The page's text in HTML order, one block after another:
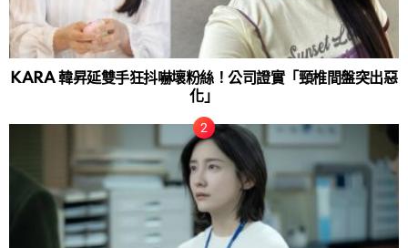
KARA 韓昇延雙手狂抖嚇壞粉絲！公司證實「頸椎間盤突出惡
化」